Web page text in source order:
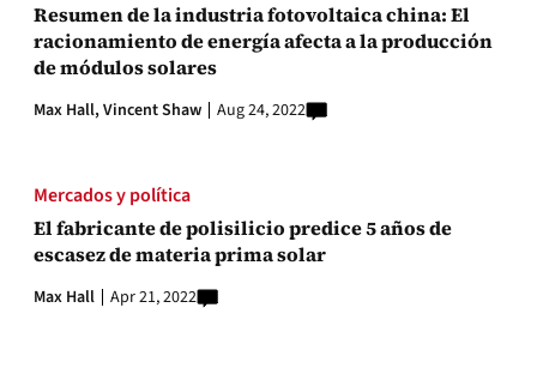
Resumen de la industria fotovoltaica china: El
racionamiento de energía afecta a la producción
de módulos solares
Max Hall,Vincent Shaw Aug 24, 2022
Mercados y política
El fabricante de polisilicio predice 5 años de
escasez de materia prima solar
Max Hall Apr 21, 2022